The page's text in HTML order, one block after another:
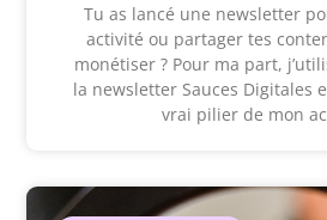
Tu as lancé une newsletter
activité ou partager tes
monétiser ? Pour ma part,
la newsletter Sauces Digitales
vrai pilier de mon